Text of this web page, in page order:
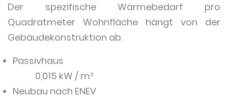
Der spezifische Wärmebedarf pro
Quadratmeter Wohnfläche hängt von der
Gebäudekonstruktion ab.
Passivhaus
0,015 kW / m²
Neubau nach ENEV